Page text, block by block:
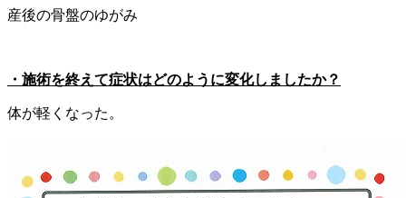
産後の骨盤のゆがみ
・施術を終えて症状はどのように変化しましたか？
体が軽くなった。